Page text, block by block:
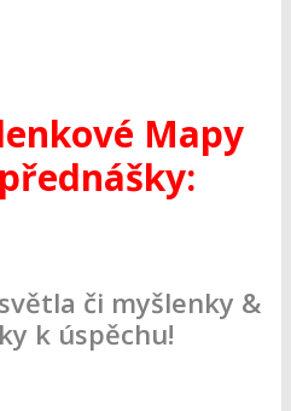
Mapy
či myšlenky &
k úspěchu!